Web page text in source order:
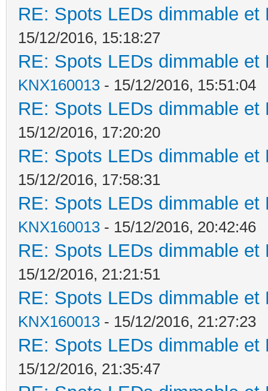
RE: Spots LEDs dimmable
15/12/2016, 15:18:27
RE: Spots LEDs dimmable
KNX160013 - 15/12/2016, 15:51:04
RE: Spots LEDs dimmable
15/12/2016, 17:20:20
RE: Spots LEDs dimmable
15/12/2016, 17:58:31
RE: Spots LEDs dimmable
KNX160013 - 15/12/2016, 20:42:46
RE: Spots LEDs dimmable
15/12/2016, 21:21:51
RE: Spots LEDs dimmable
KNX160013 - 15/12/2016, 21:27:23
RE: Spots LEDs dimmable
15/12/2016, 21:35:47